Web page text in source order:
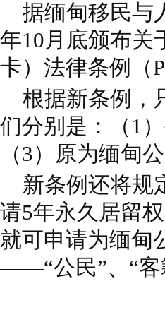
据缅甸移民与
年10月底颁布关
卡）法律条例（
根据新条例，
们分别是：（1
（3）原为缅甸
新条例还将规
请5年永久居留
就可申请为缅甸
——“公民”、“客